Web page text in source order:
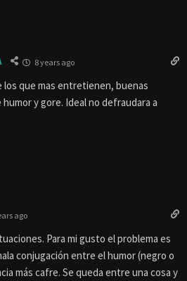
8 years ago
que mas entretienen, buenas
y gore. Ideal no defraudara a
ago
Para mi gusto el problema es
conjugación entre el humor (negro o
más cafre. Se queda entre una cosa y